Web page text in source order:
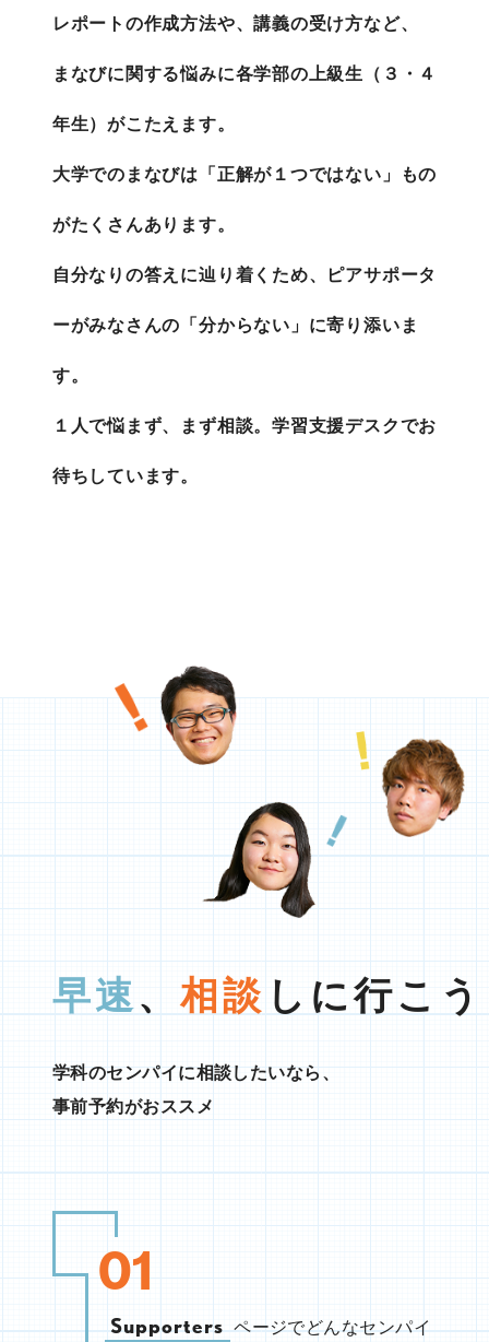
レポートの作成方法や、講義の受け方など、
まなびに関する悩みに各学部の上級生（３・４
年生）がこたえます。
大学でのまなびは「正解が１つではない」もの
がたくさんあります。
自分なりの答えに辿り着くため、ピアサポータ
ーがみなさんの「分からない」に寄り添いま
す。
１人で悩まず、まず相談。学習支援デスクでお
待ちしています。
早速 、相談 しに行こ
学科のセンパイに相談したいなら、
事前予約がおススメ
01
Supporters ページでどんなセンパイ